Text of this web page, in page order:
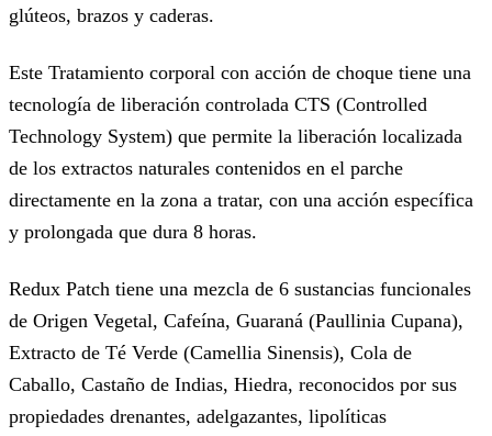
glúteos, brazos y caderas.
Este Tratamiento corporal con acción de choque tiene una
tecnología de liberación controlada CTS (Controlled
Technology System) que permite la liberación localizada
de los extractos naturales contenidos en el parche
directamente en la zona a tratar, con una acción específica
y prolongada que dura 8 horas.
Redux Patch tiene una mezcla de 6 sustancias funcionales
de Origen Vegetal, Cafeína, Guaraná (Paullinia Cupana),
Extracto de Té Verde (Camellia Sinensis), Cola de
Caballo, Castaño de Indias, Hiedra, reconocidos por sus
propiedades drenantes, adelgazantes, lipolíticas